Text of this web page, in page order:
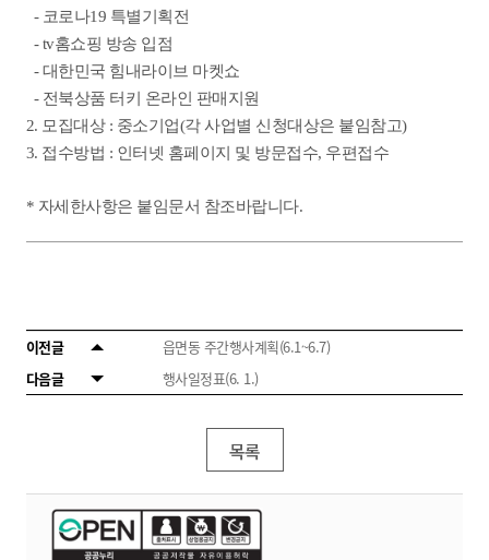
- 코로나19 특별기획전
- tv홈쇼핑 방송 입점
- 대한민국 힘내라이브 마켓쇼
- 전북상품 터키 온라인 판매지원
2. 모집대상 : 중소기업(각 사업별 신청대상은 붙임참고)
3. 접수방법 : 인터넷 홈페이지 및 방문접수, 우편접수
* 자세한사항은 붙임문서 참조바랍니다.
이전글
읍면동 주간행사계획(6.1~6.7)
다음글
행사일정표(6. 1.)
목록